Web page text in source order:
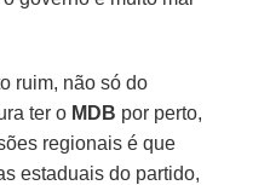
ruim, não só do
ter o MDB por perto,
regionais é que
estaduais do partido,